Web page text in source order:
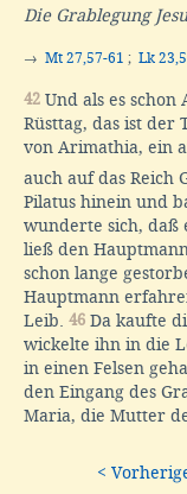
Die Grablegung Jesu
→ Mt 27,57-61 ; Lk
42 Und als es
Rüsttag, das ist der
von Arimathia, ein
auch auf das Reich
Pilatus hinein und
wunderte sich, daß
ließ den
schon lange
Hauptmann
Leib. 46 Da kaufte
wickelte ihn in die
in einen Felsen
den Eingang des
Maria, die Mutter
<